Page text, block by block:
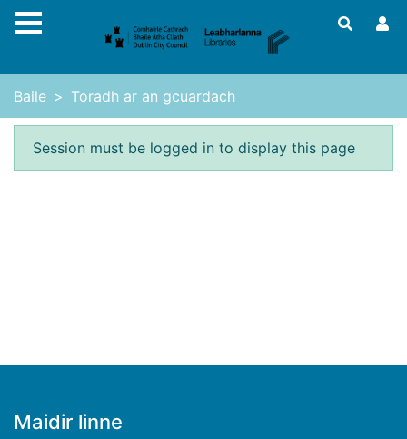
Skip to main content
Baile Toradh ar an gcuardach
Earráid
Session must be logged in to display this page
BUNTÁSC
Maidir linne